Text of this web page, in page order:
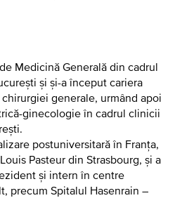
Medicină Generală din cadrul
și și-a început cariera
generale, urmând apoi
ginecologie în cadrul clinicii
postuniversitară în Franța,
Pasteur din Strasbourg, și a
și intern în centre
precum Spitalul Hasenrain –